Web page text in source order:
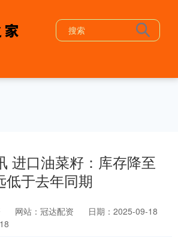
进口油菜籽：库存降至
低于去年同期
网站：冠达配资
日期：2025-09-18